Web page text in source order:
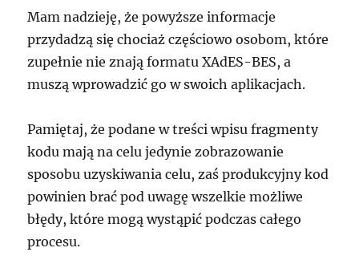
Mam nadzieję, że powyższe informacje
przydadzą się chociaż częściowo osobom, które
zupełnie nie znają formatu XAdES-BES, a
muszą wprowadzić go w swoich aplikacjach.
Pamiętaj, że podane w treści wpisu fragmenty
kodu mają na celu jedynie zobrazowanie
sposobu uzyskiwania celu, zaś produkcyjny kod
powinien brać pod uwagę wszelkie możliwe
błędy, które mogą wystąpić podczas całego
procesu.